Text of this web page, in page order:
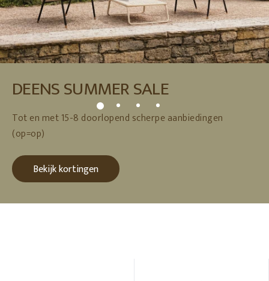
DEENS SUMMER SALE
Tot en met 15-8 doorlopend scherpe aanbiedingen
(op=op)
Bekijk kortingen